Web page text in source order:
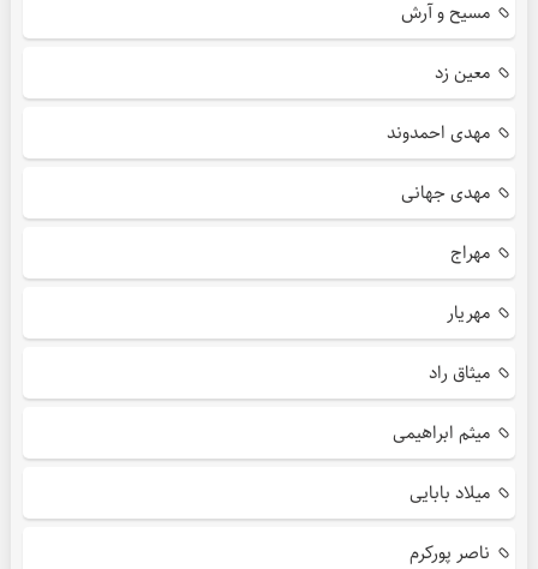
مسیح و آرش
معین زد
مهدی احمدوند
مهدی جهانی
مهراج
مهریار
میثاق راد
میثم ابراهیمی
میلاد بابایی
ناصر پورکرم